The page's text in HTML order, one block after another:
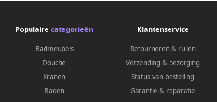
Populaire categorieën
Badmeubels
Douche
Kranen
Baden
Klantenservice
Retourneren & ruilen
Verzending & bezorging
Status van bestelling
Garantie & reparatie